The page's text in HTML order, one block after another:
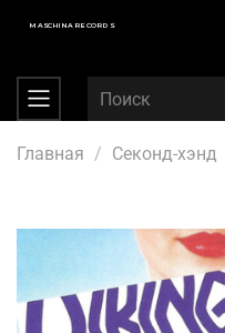
MASCHINA RECORDS
Главная Секонд-хэнд